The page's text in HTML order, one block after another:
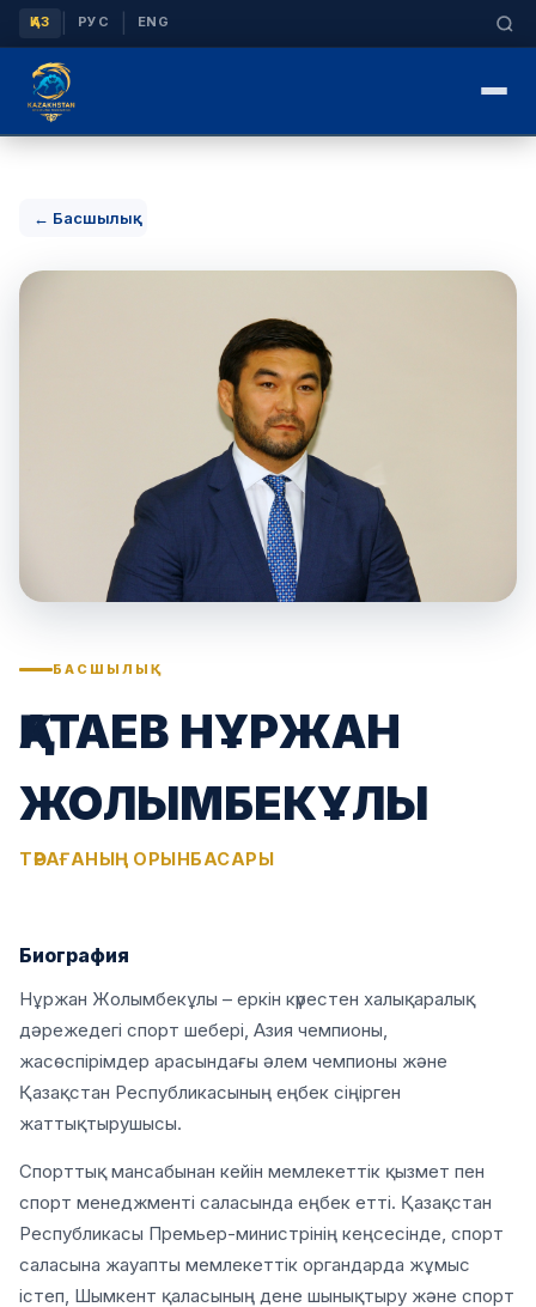
ҚАЗ РУС ENG
← Басшылық
БАСШЫЛЫҚ
ҚАТАЕВ НҰРЖАН
ЖОЛЫМБЕКҰЛЫ
ТӨРАҒАНЫҢ ОРЫНБАСАРЫ
Биография
Нұржан Жолымбекұлы – еркін күрестен халықаралық
дәрежедегі спорт шебері, Азия чемпионы,
жасөспірімдер арасындағы әлем чемпионы және
Қазақстан Республикасының еңбек сіңірген
жаттықтырушысы.
Спорттық мансабынан кейін мемлекеттік қызмет пен
спорт менеджменті саласында еңбек етті. Қазақстан
Республикасы Премьер-министрінің кеңсесінде, спорт
саласына жауапты мемлекеттік органдарда жұмыс
істеп, Шымкент қаласының дене шынықтыру және спорт